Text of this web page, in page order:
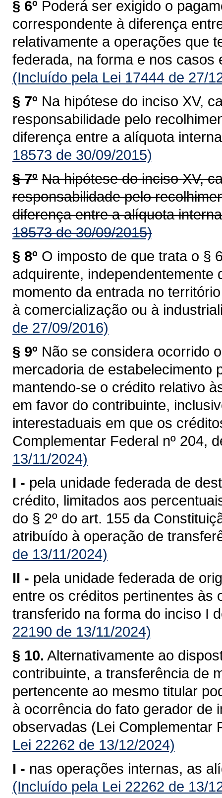
§ 6º Poderá ser exigido o
correspondente à diferença
relativamente a operações que
federada, na forma e nos casos
(Incluído pela Lei 17444 de 27/
§ 7º Na hipótese do inciso XV,
responsabilidade pelo
diferença entre a alíquota
18573 de 30/09/2015)
§ 7º Na hipótese do inciso XV,
responsabilidade pelo
diferença entre a alíquota
18573 de 30/09/2015)
§ 8º O imposto de que trata o §
adquirente, independentemente
momento da entrada no
à comercialização ou à
de 27/09/2016)
§ 9º Não se considera ocorrido
mercadoria de estabelecimento
mantendo-se o crédito relativo
em favor do contribuinte,
interestaduais em que os
Complementar Federal nº 204,
13/11/2024)
I - pela unidade federada de
crédito, limitados aos
do § 2º do art. 155 da
atribuído à operação de
de 13/11/2024)
II - pela unidade federada de
entre os créditos pertinentes às
transferido na forma do inciso I
22190 de 13/11/2024)
§ 10. Alternativamente ao
contribuinte, a transferência de
pertencente ao mesmo titular
à ocorrência do fato gerador de
observadas (Lei Complementar
Lei 22262 de 13/12/2024)
I - nas operações internas, as
(Incluído pela Lei 22262 de 13/